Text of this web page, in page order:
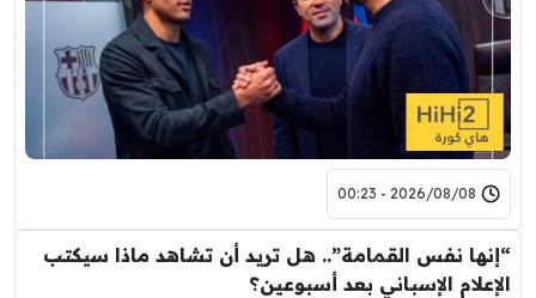
2026/08/08 - 00:23
“إنها نفس القمامة”.. هل تريد أن تشاهد ماذا سيكتب
الإعلام الإسباني بعد أسبوعين؟